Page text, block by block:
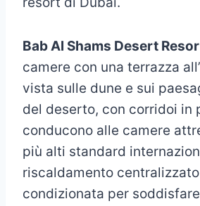
Bab Al Shams Desert
camere con una terrazza
vista sulle dune e sui
del deserto, con corridoi in
conducono alle camere
più alti standard
riscaldamento
condizionata per